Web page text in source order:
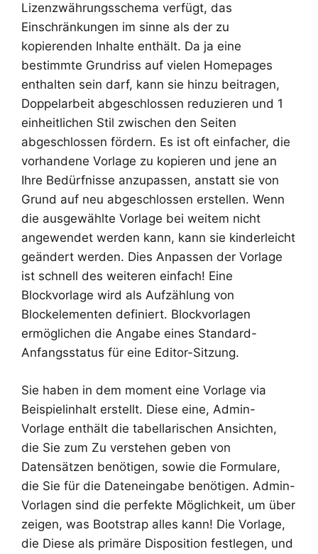
Lizenzwährungsschema verfügt, das
Einschränkungen im sinne als der zu
kopierenden Inhalte enthält. Da ja eine
bestimmte Grundriss auf vielen Homepages
enthalten sein darf, kann sie hinzu beitragen,
Doppelarbeit abgeschlossen reduzieren und 1
einheitlichen Stil zwischen den Seiten
abgeschlossen fördern. Es ist oft einfacher, die
vorhandene Vorlage zu kopieren und jene an
Ihre Bedürfnisse anzupassen, anstatt sie von
Grund auf neu abgeschlossen erstellen. Wenn
die ausgewählte Vorlage bei weitem nicht
angewendet werden kann, kann sie kinderleicht
geändert werden. Dies Anpassen der Vorlage
ist schnell des weiteren einfach! Eine
Blockvorlage wird als Aufzählung von
Blockelementen definiert. Blockvorlagen
ermöglichen die Angabe eines Standard-
Anfangsstatus für eine Editor-Sitzung.
Sie haben in dem moment eine Vorlage via
Beispielinhalt erstellt. Diese eine, Admin-
Vorlage enthält die tabellarischen Ansichten,
die Sie zum Zu verstehen geben von
Datensätzen benötigen, sowie die Formulare,
die Sie für die Dateneingabe benötigen. Admin-
Vorlagen sind die perfekte Möglichkeit, um über
zeigen, was Bootstrap alles kann! Die Vorlage,
die Diese als primäre Disposition festlegen, und